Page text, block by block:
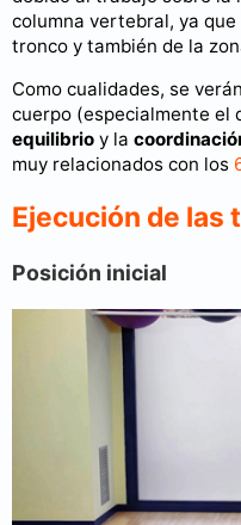
columna vertebral, ya
tronco y también de la
Como cualidades, se
cuerpo (especialmente el
equilibrio y la
muy relacionados con los
Ejecución de las
Posición inicial